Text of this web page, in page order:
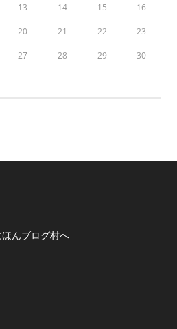
13 14 15 16
20 21 22 23
27 28 29 30